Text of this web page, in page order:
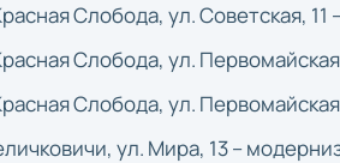
Слобода, ул. Советская,
Слобода, ул.
Слобода, ул.
ул. Мира, 13 –